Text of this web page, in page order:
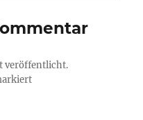
veröffentlicht.